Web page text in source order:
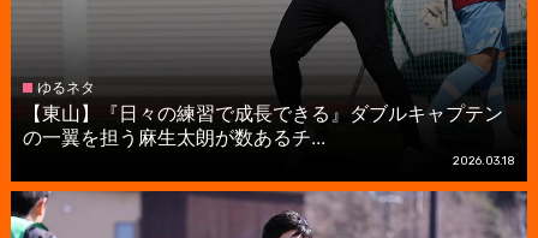
ゆるネタ
【東山】『日々の練習で成長できる』ダブルキャプテン
の一翼を担う麻生太朗が数あるチ...
2026.03.18